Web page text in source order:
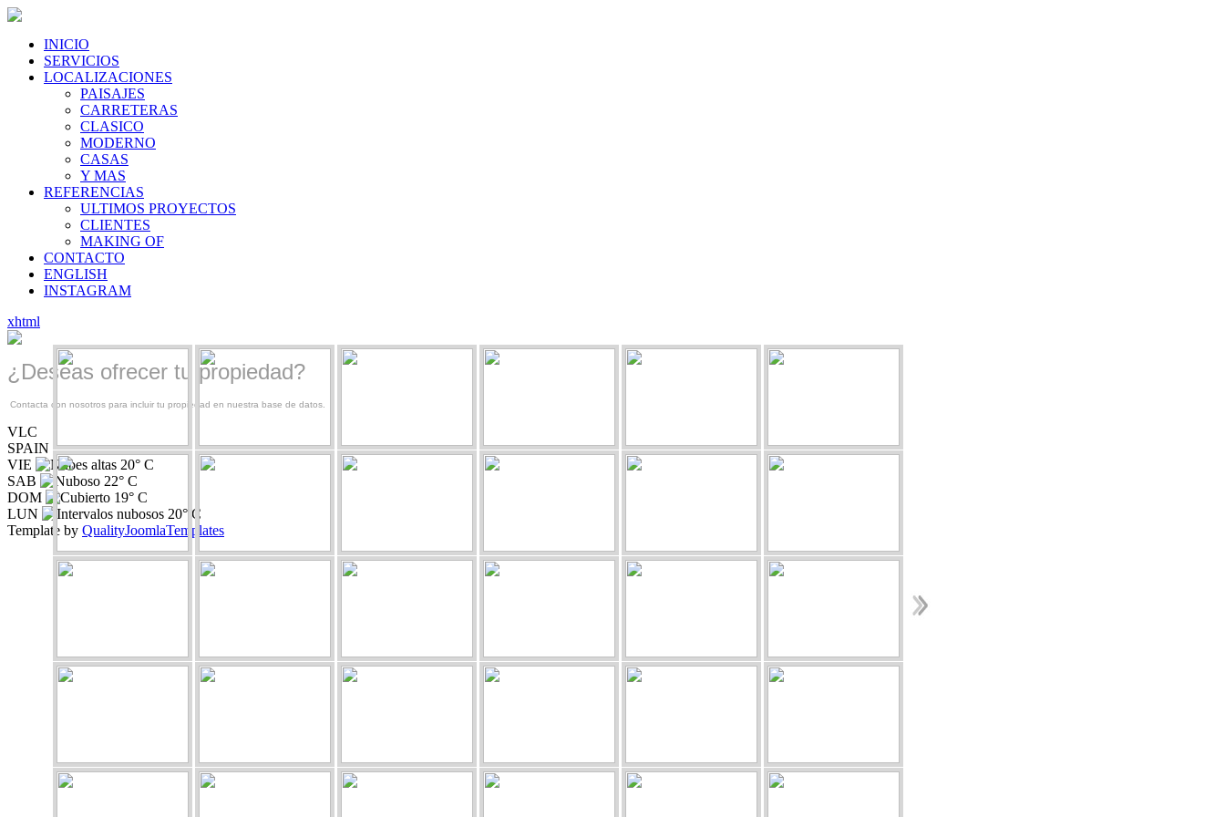
INICIO
SERVICIOS
LOCALIZACIONES
PAISAJES
CARRETERAS
CLASICO
MODERNO
CASAS
Y MAS
REFERENCIAS
ULTIMOS PROYECTOS
CLIENTES
MAKING OF
CONTACTO
ENGLISH
INSTAGRAM
xhtml
¿Deseas ofrecer tu propiedad?
Contacta con nosotros para incluir tu propiedad en nuestra base de datos.
VLC
SPAIN
VIE
20° C
SAB
22° C
DOM
19° C
LUN
20° C
Template by QualityJoomlaTemplates